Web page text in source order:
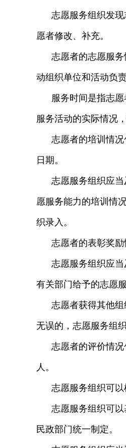
志愿服务组织发
愿者修改、补充。
志愿者的志愿服
动组织单位和活动负责
服务时间是指志
服务活动的实际情况
志愿者的培训情
日期。
志愿服务组织应
愿服务能力的培训情
织录入。
志愿者的表彰奖
志愿服务组织应
有关部门给予的志愿
志愿者获得其他
无误的，志愿服务组
志愿者的评价情
人。
志愿服务组织可
志愿服务组织可
民政部门统一制定。